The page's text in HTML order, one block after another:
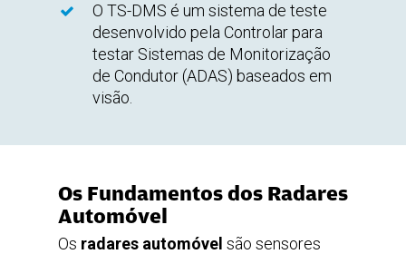
O TS-DMS é um sistema de teste
desenvolvido pela Controlar para
testar Sistemas de Monitorização
de Condutor (ADAS) baseados em
visão.
Os Fundamentos dos Radares
Automóvel
Os radares automóvel são sensores